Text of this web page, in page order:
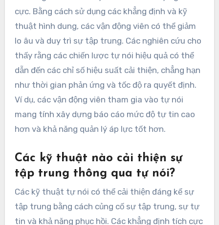
cực. Bằng cách sử dụng các khẳng định và kỹ
thuật hình dung, các vận động viên có thể giảm
lo âu và duy trì sự tập trung. Các nghiên cứu cho
thấy rằng các chiến lược tự nói hiệu quả có thể
dẫn đến các chỉ số hiệu suất cải thiện, chẳng hạn
như thời gian phản ứng và tốc độ ra quyết định.
Ví dụ, các vận động viên tham gia vào tự nói
mang tính xây dựng báo cáo mức độ tự tin cao
hơn và khả năng quản lý áp lực tốt hơn.
Các kỹ thuật nào cải thiện sự
tập trung thông qua tự nói?
Các kỹ thuật tự nói có thể cải thiện đáng kể sự
tập trung bằng cách củng cố sự tập trung, sự tự
tin và khả năng phục hồi. Các khẳng định tích cực